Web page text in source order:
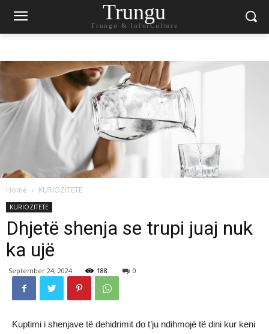
Trungu
Trungu & InforCulture
Home KURIOZITETE
KURIOZITETE
Dhjetë shenja se trupi juaj nuk
ka ujë
September 24, 2024 188 0
Kuptimi i shenjave të dehidrimit do t’ju ndihmojë të dini kur keni